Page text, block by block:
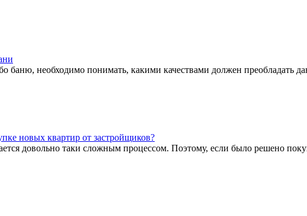
баню, необходимо понимать, какими качествами должен преобладать
новых квартир от застройщиков?
довольно таки сложным процессом. Поэтому, если было решено